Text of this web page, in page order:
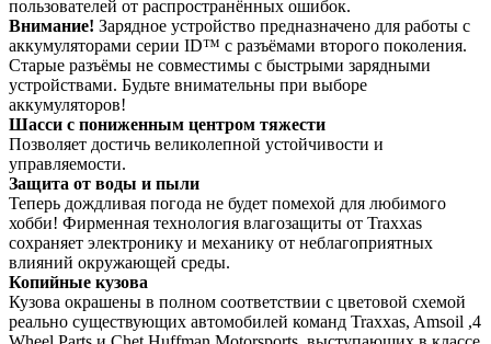
пользователей от распространённых ошибок.
Внимание! Зарядное устройство предназначено для работы с
аккумуляторами серии ID™ с разъёмами второго поколения.
Старые разъёмы не совместимы с быстрыми зарядными
устройствами. Будьте внимательны при выборе
аккумуляторов!
Шасси с пониженным центром тяжести
Позволяет достичь великолепной устойчивости и
управляемости.
Защита от воды и пыли
Теперь дождливая погода не будет помехой для любимого
хобби! Фирменная технология влагозащиты от Traxxas
сохраняет электронику и механику от неблагоприятных
влияний окружающей среды.
Копийные кузова
Кузова окрашены в полном соответствии с цветовой схемой
реально существующих автомобилей команд Traxxas, Amsoil ,4